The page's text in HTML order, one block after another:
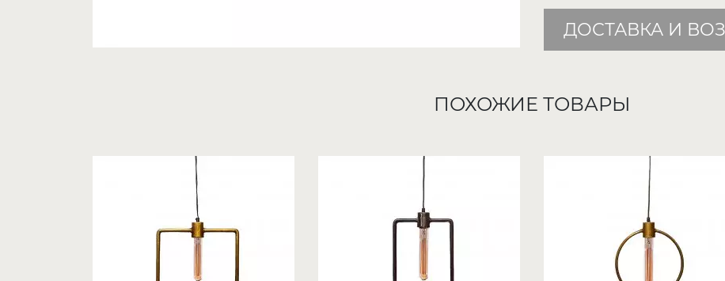
ДОСТАВКА И
ПОХОЖИЕ ТОВАРЫ